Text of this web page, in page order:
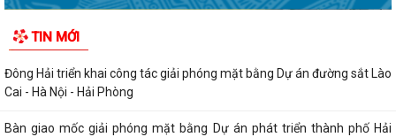
TIN MỚI
Đông Hải triển khai công tác giải phóng mặt bằng Dự án đường sắt Lào
Cai - Hà Nội - Hải Phòng
Bàn giao mốc giải phóng mặt bằng Dự án phát triển thành phố Hải